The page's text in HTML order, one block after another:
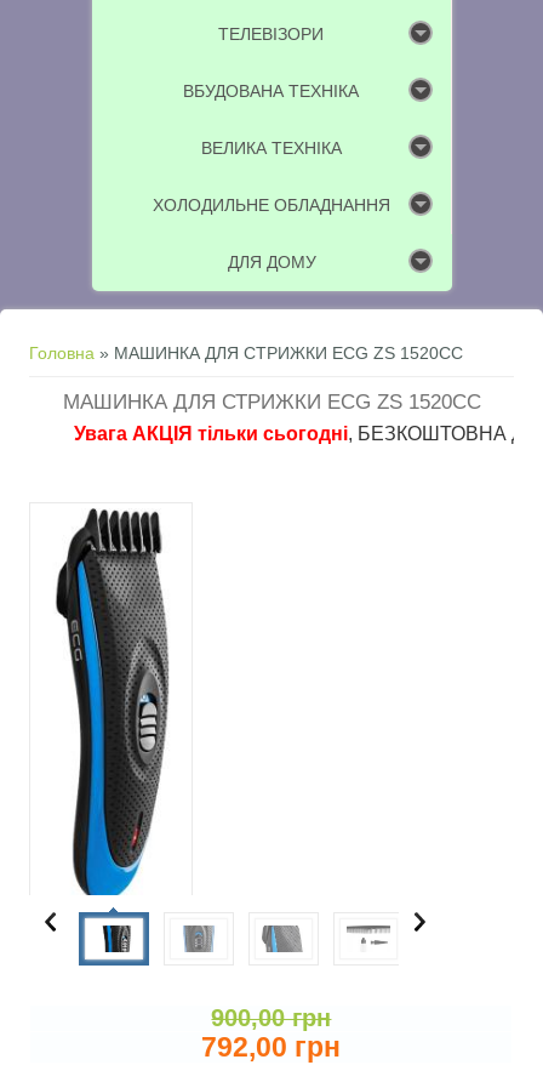
ТЕЛЕВІЗОРИ
ВБУДОВАНА ТЕХНІКА
ВЕЛИКА ТЕХНІКА
ХОЛОДИЛЬНЕ ОБЛАДНАННЯ
ДЛЯ ДОМУ
Ви є тут
Головна » МАШИНКА ДЛЯ СТРИЖКИ ECG ZS 1520CC
МАШИНКА ДЛЯ СТРИЖКИ ECG ZS 1520CC
Увага АКЦІЯ тільки сьогодні, БЕЗКОШТОВНА
900,00 грн
792,00 грн